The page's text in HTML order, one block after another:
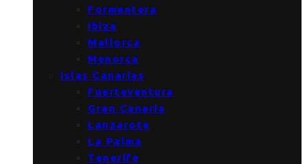
Formentera
Ibiza
Mallorca
Menorca
Islas Canarias
Fuerteventura
Gran Canaria
Lanzarote
La Palma
Tenerife